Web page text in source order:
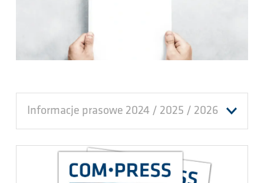
Informacje prasowe 2024 / 2025 / 2026